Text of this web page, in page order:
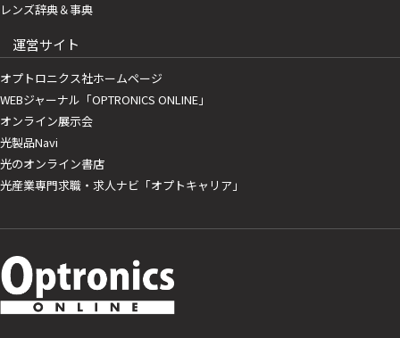
レンズ辞典＆事典
運営サイト
オプトロニクス社ホームページ
WEBジャーナル「OPTRONICS ONLINE」
オンライン展示会
光製品Navi
光のオンライン書店
光産業専門求職・求人ナビ「オプトキャリア」